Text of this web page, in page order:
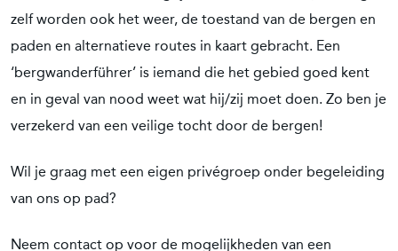
zelf worden ook het weer, de toestand van de bergen en
paden en alternatieve routes in kaart gebracht. Een
‘bergwanderführer’ is iemand die het gebied goed kent
en in geval van nood weet wat hij/zij moet doen. Zo ben je
verzekerd van een veilige tocht door de bergen!
Wil je graag met een eigen privégroep onder begeleiding
van ons op pad?
Neem contact op voor de mogelijkheden van een